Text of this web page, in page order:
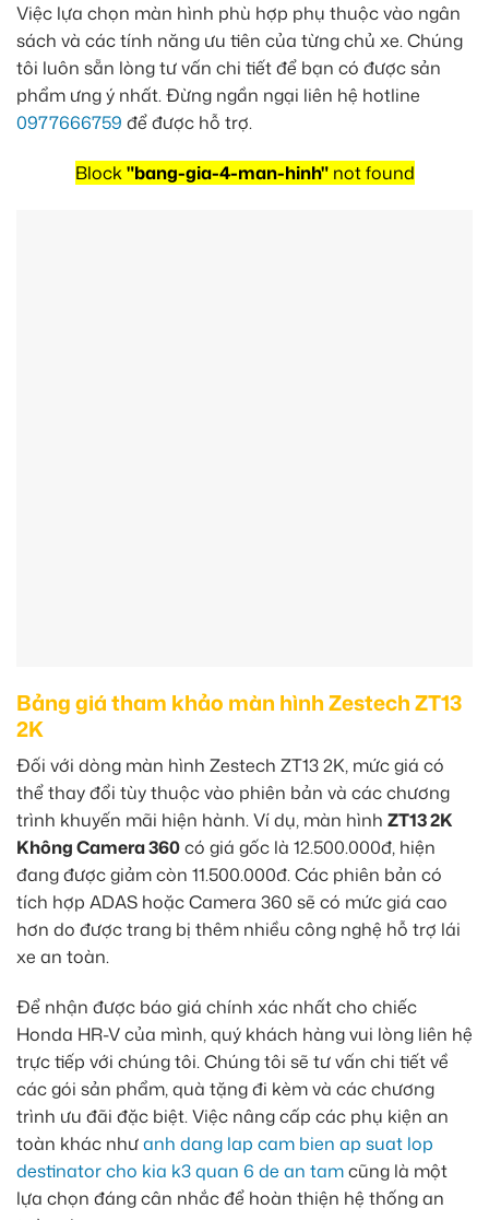
Việc lựa chọn màn hình phù hợp phụ thuộc vào ngân
sách và các tính năng ưu tiên của từng chủ xe. Chúng
tôi luôn sẵn lòng tư vấn chi tiết để bạn có được sản
phẩm ưng ý nhất. Đừng ngần ngại liên hệ hotline
0977666759 để được hỗ trợ.
Block"bang-gia-4-man-hinh"not found
Bảng giá tham khảo màn hình Zestech ZT13
2K
Đối với dòng màn hình Zestech ZT13 2K, mức giá có
thể thay đổi tùy thuộc vào phiên bản và các chương
trình khuyến mãi hiện hành. Ví dụ, màn hình ZT13 2K
Không Camera 360có giá gốc là 12.500.000đ, hiện
đang được giảm còn 11.500.000đ. Các phiên bản có
tích hợp ADAS hoặc Camera 360 sẽ có mức giá cao
hơn do được trang bị thêm nhiều công nghệ hỗ trợ lái
xe an toàn.
Để nhận được báo giá chính xác nhất cho chiếc
Honda HR-V của mình, quý khách hàng vui lòng liên hệ
trực tiếp với chúng tôi. Chúng tôi sẽ tư vấn chi tiết về
các gói sản phẩm, quà tặng đi kèm và các chương
trình ưu đãi đặc biệt. Việc nâng cấp các phụ kiện an
toàn khác nhưanh dang lap cam bien ap suat lop
destinator cho kia k3 quan 6 de an tamcũng là một
lựa chọn đáng cân nhắc để hoàn thiện hệ thống an